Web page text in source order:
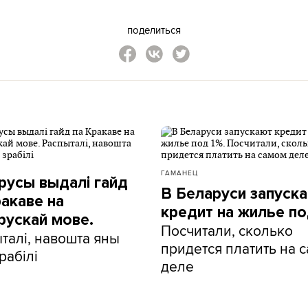
поделиться
выдалі гайд
на
мове.
навошта яны
ГАМАНЕЦ
В Беларуси
кредит на жилье
Посчитали, сколько
придется платить на
деле